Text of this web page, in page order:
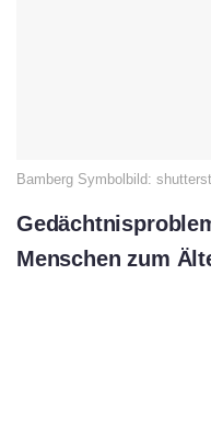
Bamberg Symbolbild:
Menschen zum